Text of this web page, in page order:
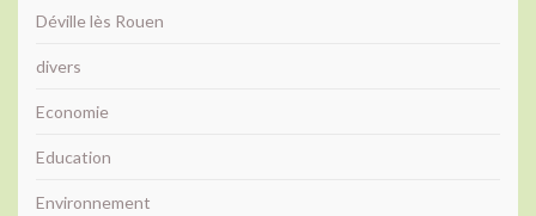
Déville lès Rouen
divers
Economie
Education
Environnement